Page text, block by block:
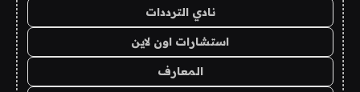
نادي الترددات
استشارات اون لاين
المعارف